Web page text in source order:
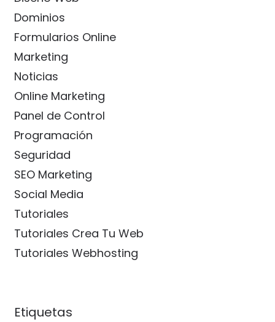
Dominios
Formularios Online
Marketing
Noticias
Online Marketing
Panel de Control
Programación
Seguridad
SEO Marketing
Social Media
Tutoriales
Tutoriales Crea Tu Web
Tutoriales Webhosting
Etiquetas